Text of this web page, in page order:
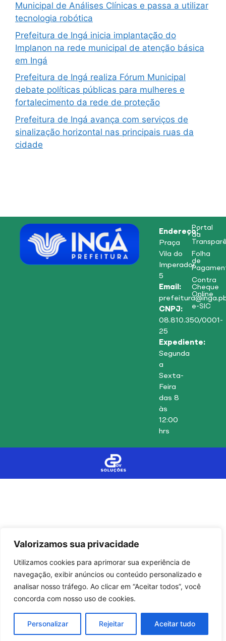
Valorizamos sua privacidade
Utilizamos cookies para aprimorar sua experiência de
navegação, exibir anúncios ou conteúdo personalizado e
analisar nosso tráfego. Ao clicar em “Aceitar todos”, você
concorda com nosso uso de cookies.
Personalizar Rejeitar Aceitar tudo
Municipal de Análises Clínicas e passa a utilizar
tecnologia robótica
Prefeitura de Ingá inicia implantação do
Implanon na rede municipal de atenção básica
em Ingá
Prefeitura de Ingá realiza Fórum Municipal
debate políticas públicas para mulheres e
fortalecimento da rede de proteção
Prefeitura de Ingá avança com serviços de
sinalização horizontal nas principais ruas da
cidade
Endereço:
Praça
Vila do
Imperador,
5
Email:
CNPJ:
08.810.350/0001-
25
Expediente:
Segunda
a
Sexta-
Feira
das 8
às
12:00
hrs
Portal
da
Folha
de
Contra
Cheque
Online
e-SIC